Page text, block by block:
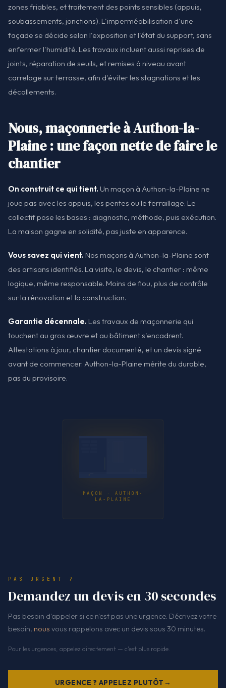
zones friables, et traitement des points sensibles (appuis,
soubassements, jonctions). L'imperméabilisation d'une
façade se décide selon l'exposition et l'état du support, sans
enfermer l'humidité. Les travaux incluent aussi reprises de
joints, réparation de seuils, et remises à niveau avant
carrelage sur terrasse, afin d'éviter les stagnations et les
décollements.
Nous, maçonnerie à Authon-la-
Plaine : une façon nette de faire le
chantier
On construit ce qui tient. Un maçon à Authon-la-Plaine ne
joue pas avec les appuis, les pentes ou le ferraillage. Le
collectif pose les bases : diagnostic, méthode, puis exécution.
La maison gagne en solidité, pas juste en apparence.
Vous savez qui vient. Nos maçons à Authon-la-Plaine sont
des artisans identifiés. La visite, le devis, le chantier : même
logique, même responsable. Moins de flou, plus de contrôle
sur la rénovation et la construction.
Garantie décennale. Les travaux de maçonnerie qui
touchent au gros œuvre et au bâtiment s'encadrent.
Attestations à jour, chantier documenté, et un devis signé
avant de commencer. Authon-la-Plaine mérite du durable,
pas du provisoire.
MAÇON · AUTHON-
LA-PLAINE
PAS URGENT ?
Demandez un devis en 30 secondes
Pas besoin d'appeler si ce n'est pas une urgence. Décrivez votre
besoin, nous vous rappelons avec un devis sous 30 minutes.
Pour les urgences, appelez directement — c'est plus rapide.
URGENCE ? APPELEZ PLUTÔT